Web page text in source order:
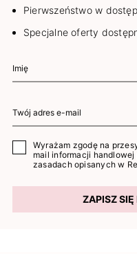
Pierwszeństwo w
Specjalne oferty
Wyrażam zgodę na
mail informacji handlowej
zasadach opisanych w
ZAPISZ